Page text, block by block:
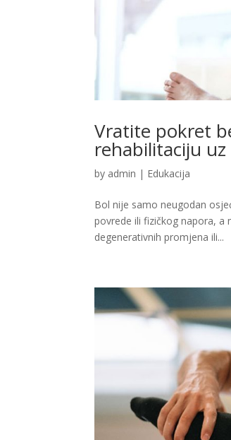
Vratite pokret
rehabilitaciju
by admin | Edukacija
Bol nije samo neugodan
povrede ili fizičkog napora, a
degenerativnih promjena ili...